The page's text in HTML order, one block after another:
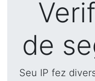
de
Seu IP fez